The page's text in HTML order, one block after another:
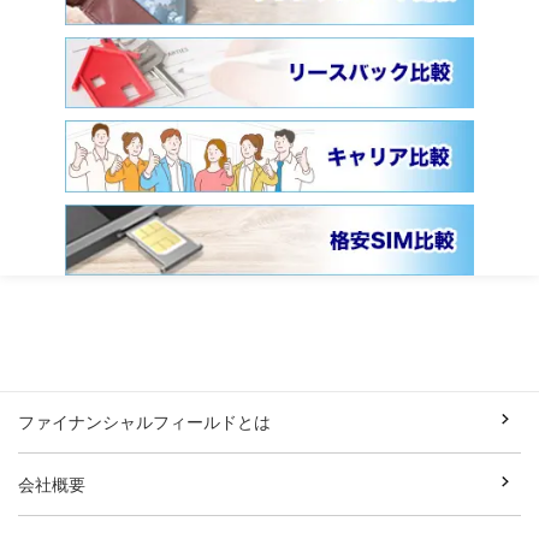
ファイナンシャルフィールドとは
会社概要